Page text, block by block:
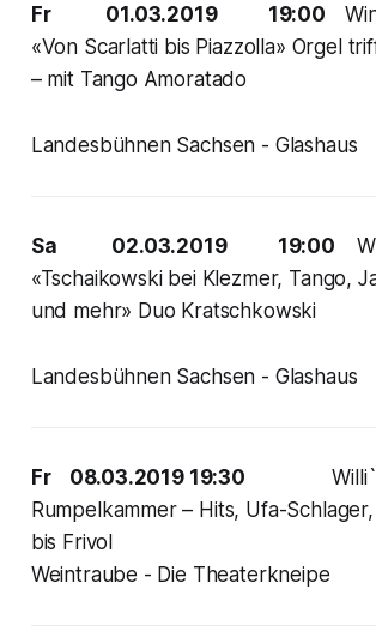
Fr 01.03.2019 19:00
«Von Scarlatti bis Piazzolla» Orgel
– mit Tango Amoratado
Landesbühnen Sachsen - Glashaus
Sa 02.03.2019 19:00
«Tschaikowski bei Klezmer, Tango,
und mehr» Duo Kratschkowski
Landesbühnen Sachsen - Glashaus
Fr 08.03.2019 19:30
Rumpelkammer – Hits, Ufa-
bis Frivol
Weintraube - Die Theaterkneipe